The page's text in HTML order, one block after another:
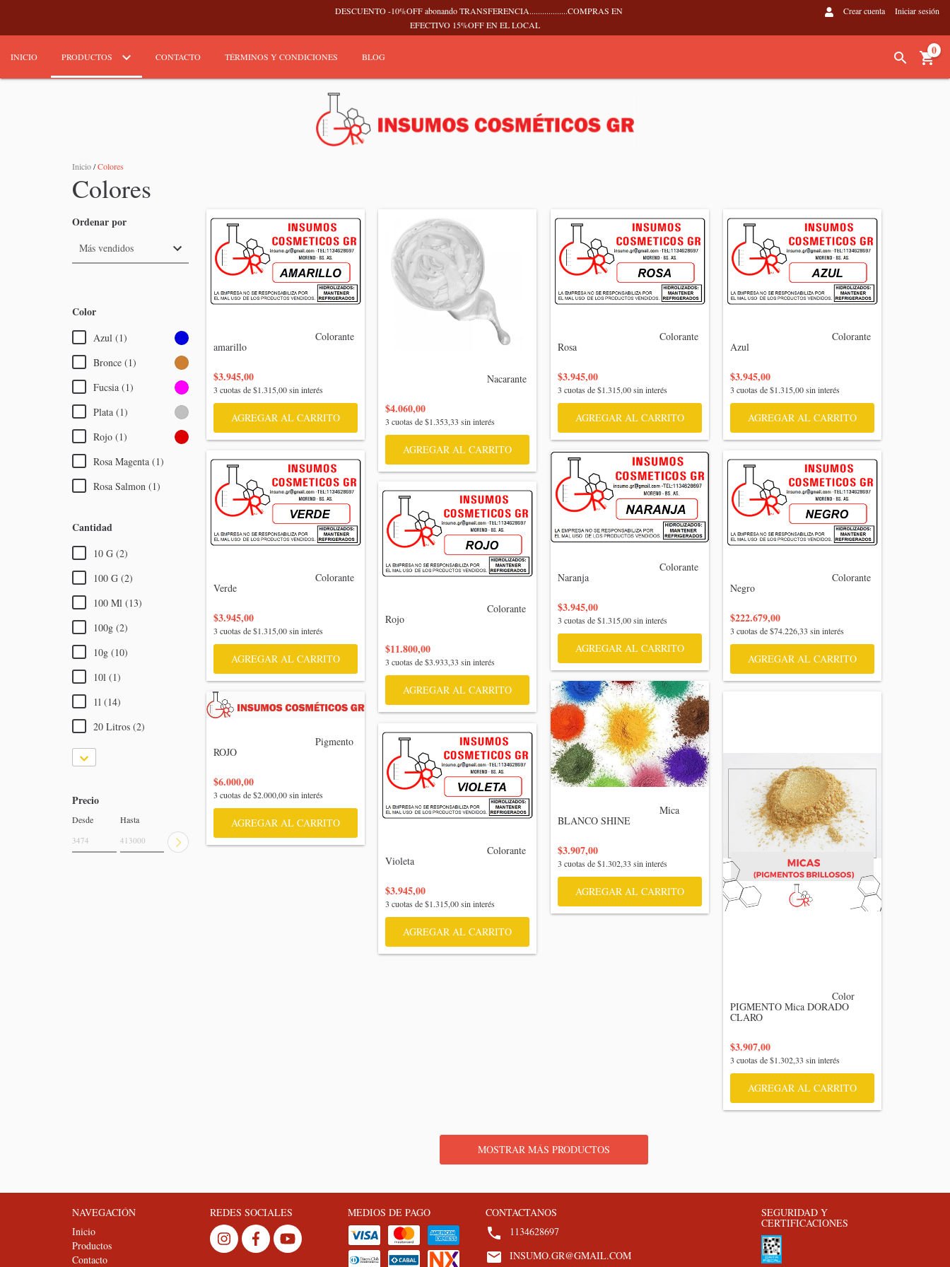
DESCUENTO -10%OFF abonando TRANSFERENCIA..................COMPRAS EN
EFECTIVO 15%OFF EN EL LOCAL
Crear cuenta Iniciar sesión
INICIO PRODUCTOS CONTACTO TÉRMINOS Y CONDICIONES BLOG 0
Inicio/Colores
Colores
Ordenar por
Color
Azul (1)
Bronce (1)
Fucsia (1)
Plata (1)
Rojo (1)
Rosa Magenta (1)
Rosa Salmon (1)
Cantidad
10 G (2)
100 G (2)
100 Ml (13)
100g (2)
10g (10)
10l (1)
1l (14)
20 Litros (2)
Precio
Desde Hasta
amarillo
$3.945,00
3 cuotas de$1.315,00sin interés
AGREGAR AL CARRITO
$4.060,00
3 cuotas de$1.353,33 sin interés
AGREGAR AL CARRITO
Rosa
$3.945,00
3 cuotas de$1.315,00sin interés
AGREGAR AL CARRITO
Azul
$3.945,00
3 cuotas de$1.315,00sin interés
AGREGAR AL CARRITO
Verde
$3.945,00
3 cuotas de$1.315,00sin interés
AGREGAR AL CARRITO
Rojo
$11.800,00
3 cuotas de$3.933,33 sin interés
AGREGAR AL CARRITO
Naranja
$3.945,00
3 cuotas de$1.315,00sin interés
AGREGAR AL CARRITO
Negro
$222.679,00
3 cuotas de$74.226,33 sin interés
AGREGAR AL CARRITO
ROJO
$6.000,00
3 cuotas de$2.000,00sin interés
AGREGAR AL CARRITO
Violeta
$3.945,00
3 cuotas de$1.315,00sin interés
AGREGAR AL CARRITO
BLANCO SHINE
$3.907,00
3 cuotas de$1.302,33 sin interés
AGREGAR AL CARRITO
PIGMENTO Mica DORADO
CLARO
$3.907,00
3 cuotas de$1.302,33 sin interés
AGREGAR AL CARRITO
MOSTRAR MÁS PRODUCTOS
NAVEGACIÓN
Inicio
Productos
Contacto
REDES SOCIALES MEDIOS DE PAGO
CONTACTANOS
1134628697
INSUMO.GR@GMAIL.COM
SEGURIDAD Y
CERTIFICACIONES